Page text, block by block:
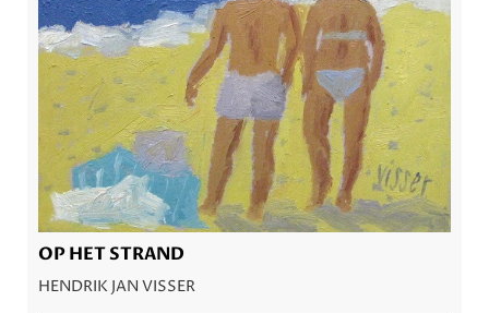
OP HET STRAND
HENDRIK JAN VISSER